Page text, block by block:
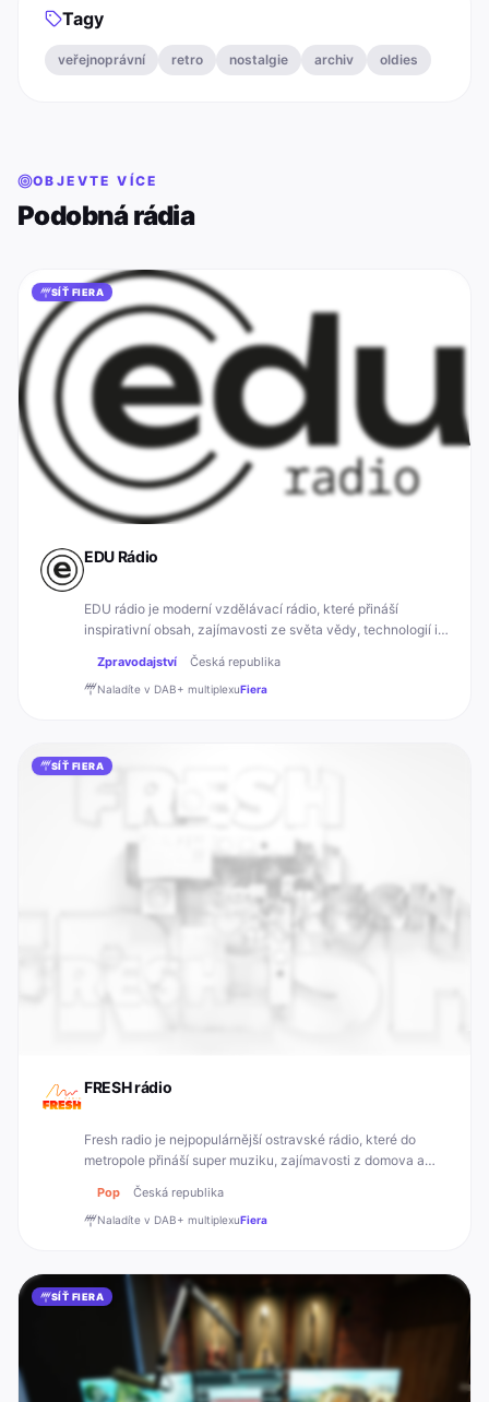
Tagy
veřejnoprávní retro nostalgie archiv oldies
OBJEVTE VÍCE
Podobná rádia
SÍŤ FIERA
EDU Rádio
EDU rádio je moderní vzdělávací rádio, které přináší
inspirativní obsah, zajímavosti ze světa vědy, technologií i
Zpravodajství Česká republika
Naladíte v DAB+ multiplexuFiera
SÍŤ FIERA
FRESH rádio
Fresh radio je nejpopulárnější ostravské rádio, které do
metropole přináší super muziku, zajímavosti z domova a
tým moderátorů, kteří jsou opravdu FRESH!
Pop Česká republika
Naladíte v DAB+ multiplexuFiera
SÍŤ FIERA